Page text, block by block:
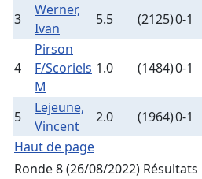
3
Werner,
Ivan
5.5 (2125)0-1
4
Pirson
F/Scoriels
M
1.0 (1484)0-1
5
Lejeune,
Vincent
2.0 (1964)0-1
Haut de page
Ronde 8 (26/08/2022) Résultats